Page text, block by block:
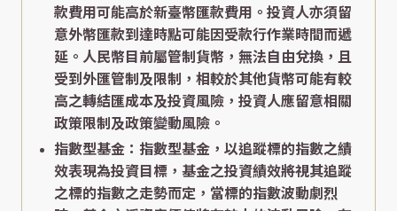
款費用可能高於新臺幣匯款費用。投資人亦須留
意外幣匯款到達時點可能因受款行作業時間而遞
延。人民幣目前屬管制貨幣，無法自由兌換，且
受到外匯管制及限制，相較於其他貨幣可能有較
高之轉結匯成本及投資風險，投資人應留意相關
政策限制及政策變動風險。
指數型基金：指數型基金，以追蹤標的指數之績
效表現為投資目標，基金之投資績效將視其追蹤
之標的指數之走勢而定，當標的指數波動劇烈